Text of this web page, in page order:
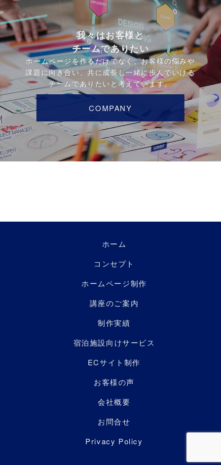
我々はお客様と
チームでありたい
ホームページを作るだけでなく、お客様の悩みや
課題に向き合い、共に成長し一緒に歩んでいける
チームでありたいと考えています。
COMPANY
ホーム
コンセプト
ホームページ制作
講座のご案内
制作実績
宿泊施設向けサービス
ECサイト制作
お客様の声
会社概要
お問合せ
Privacy Policy
沖縄県名護市字宮里872-20